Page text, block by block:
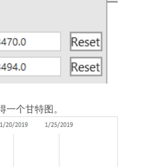
一个甘特图。